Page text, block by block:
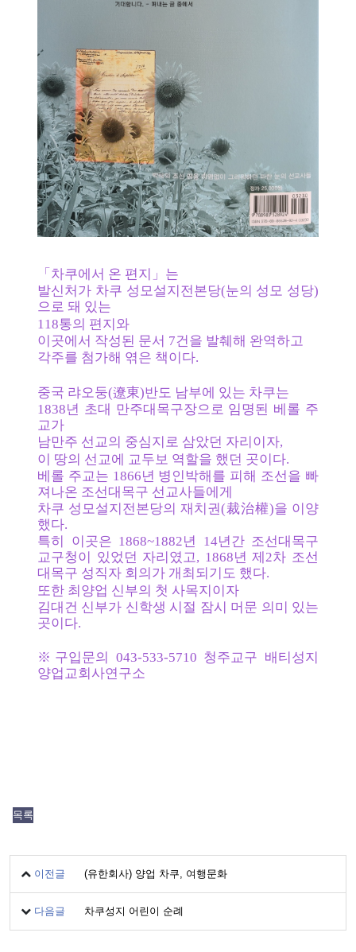
「차쿠에서 온 편지」는
발신처가 차쿠 성모설지전본당(눈의 성모 성당)
으로 돼 있는
118통의 편지와
이곳에서 작성된 문서 7건을 발췌해 완역하고
각주를 첨가해 엮은 책이다.
중국 랴오둥(遼東)반도 남부에 있는 차쿠는
1838년 초대 만주대목구장으로 임명된 베롤 주
교가
남만주 선교의 중심지로 삼았던 자리이자,
이 땅의 선교에 교두보 역할을 했던 곳이다.
베롤 주교는 1866년 병인박해를 피해 조선을 빠
져나온 조선대목구 선교사들에게
차쿠 성모설지전본당의 재치권(裁治權)을 이양
했다.
특히 이곳은 1868~1882년 14년간 조선대목구
교구청이 있었던 자리였고, 1868년 제2차 조선
대목구 성직자 회의가 개최되기도 했다.
또한 최양업 신부의 첫 사목지이자
김대건 신부가 신학생 시절 잠시 머문 의미 있는
곳이다.
※구입문의 043-533-5710 청주교구 배티성지
양업교회사연구소
목록
이전글 (유한회사) 양업 차쿠, 여행문화
다음글 차쿠성지 어린이 순례